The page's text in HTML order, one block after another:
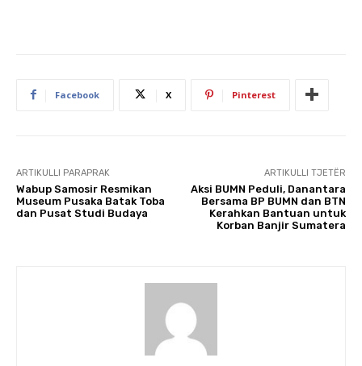
Facebook X Pinterest
ARTIKULLI PARAPRAK
Wabup Samosir Resmikan
Museum Pusaka Batak Toba
dan Pusat Studi Budaya
ARTIKULLI TJETËR
Aksi BUMN Peduli, Danantara
Bersama BP BUMN dan BTN
Kerahkan Bantuan untuk
Korban Banjir Sumatera